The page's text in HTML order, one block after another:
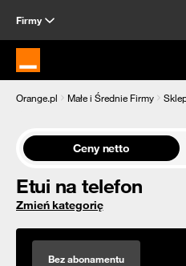
Firmy
Strona główna Orange.pl
Orange.pl Małe i Średnie Firmy
Ceny netto
Etui na telefon
Zmień kategorię
Bez abonamentu